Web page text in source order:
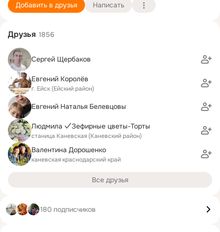
Добавить в друзья Написать
Друзья 1856
Сергей Щербаков
Евгений Королёв
г. Ейск (Ейский район)
Евгений Наталья Белевцовы
Людмила ✓Зефирные цветы-Торты
станица Каневская (Каневский район)
Валентина Дорошенко
каневская краснодарский край
Все друзья
180 подписчиков